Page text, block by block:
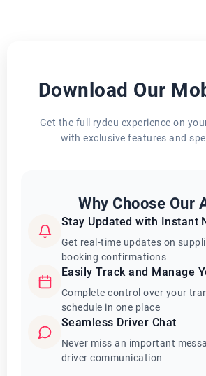
Download Our
Get the full rydeu experience on
with exclusive features and
Why Choose Our
Stay Updated with Instant
Get real-time updates on
booking confirmations
Easily Track and Manage
Complete control over your
schedule in one place
Seamless Driver Chat
Never miss an important
driver communication